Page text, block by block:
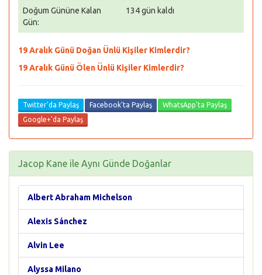
Doğum Gününe Kalan
Gün:
134 gün kaldı
19 Aralık Günü Doğan Ünlü Kişiler Kimlerdir?
19 Aralık Günü Ölen Ünlü Kişiler Kimlerdir?
Twitter'da Paylaş Facebook'ta Paylaş
WhatsApp'ta Paylaş
Google+'da Paylaş
Jacop Kane ile Aynı Günde Doğanlar
Albert Abraham Michelson
Alexis Sánchez
Alvin Lee
Alyssa Milano